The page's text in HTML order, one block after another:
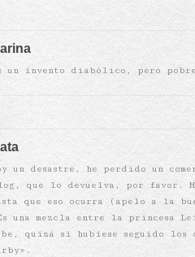
un invento diabólico, pero
un desastre, he perdido un
que lo devuelva, por favor.
que eso ocurra (apelo a la
una mezcla entre la princesa
quizá si hubiese seguido los